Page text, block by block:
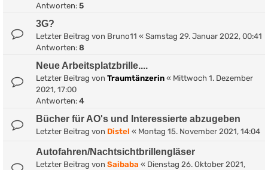
Antworten: 5
3G?
Letzter Beitrag von Bruno11 « Samstag 29. Januar 2022, 00:41
Antworten: 8
Neue Arbeitsplatzbrille....
Letzter Beitrag von Traumtänzerin « Mittwoch 1. Dezember
2021, 17:00
Antworten: 4
Bücher für AO's und Interessierte abzugeben
Letzter Beitrag von Distel « Montag 15. November 2021, 14:04
Autofahren/Nachtsichtbrillengläser
Letzter Beitrag von Saibaba « Dienstag 26. Oktober 2021,